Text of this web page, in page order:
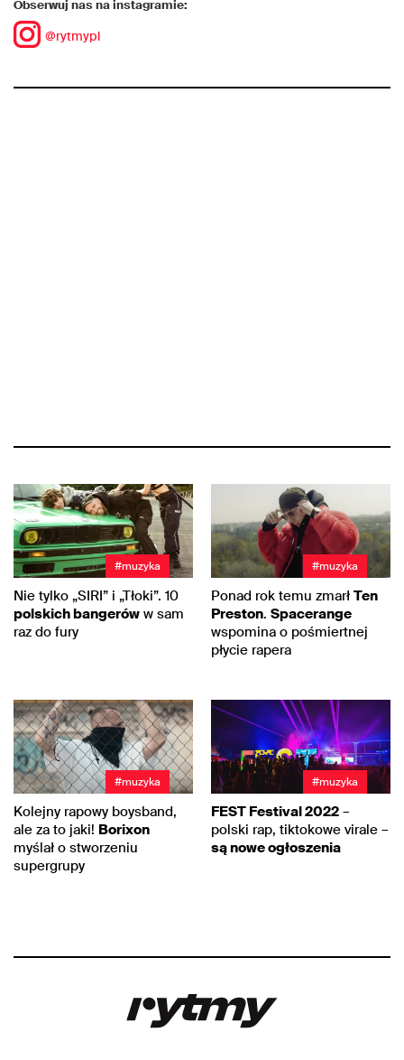
Obserwuj nas na instagramie:
@rytmypl
#muzyka
Nie tylko „SIRI” i „Tłoki”. 10
polskich bangerów w sam
raz do fury
#muzyka
Ponad rok temu zmarł Ten
Preston. Spacerange
wspomina o pośmiertnej
płycie rapera
#muzyka
Kolejny rapowy boysband,
ale za to jaki! Borixon
myślał o stworzeniu
supergrupy
#muzyka
FEST Festival 2022 –
polski rap, tiktokowe virale –
są nowe ogłoszenia